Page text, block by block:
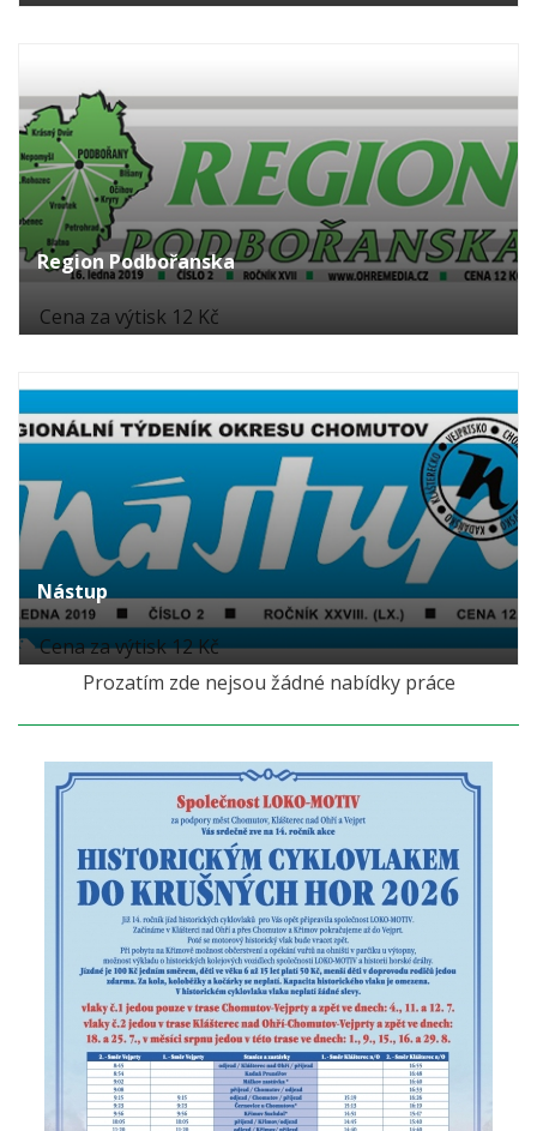
Region Podbořanska
Cena za výtisk 12 Kč
Nástup
Cena za výtisk 12 Kč
Prozatím zde nejsou žádné nabídky práce